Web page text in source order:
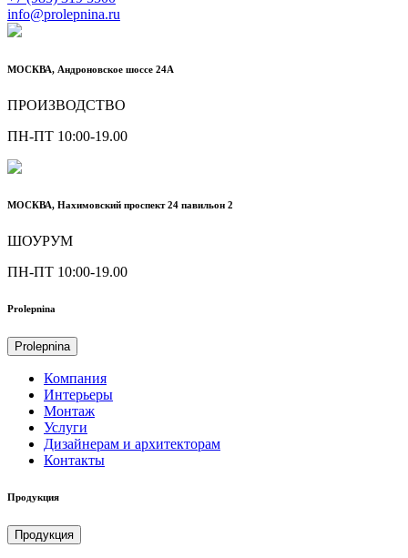
info@prolepnina.ru
МОСКВА, Андроновское шоссе 24А
ПРОИЗВОДСТВО
ПН-ПТ 10:00-19.00
МОСКВА, Нахимовский проспект 24 павильон 2
ШОУРУМ
ПН-ПТ 10:00-19.00
Prolepnina
Prolepnina
Компания
Интерьеры
Монтаж
Услуги
Дизайнерам и архитекторам
Контакты
Продукция
Продукция